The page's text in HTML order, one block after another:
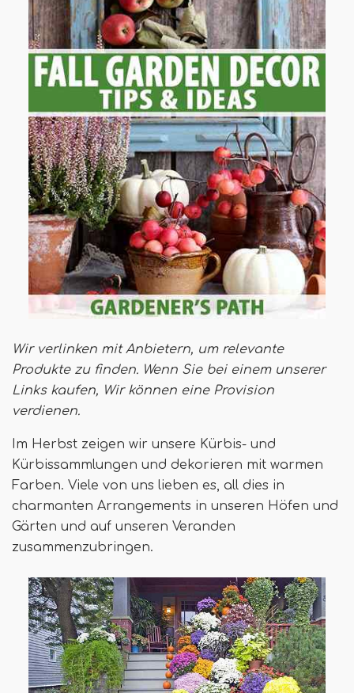
Wir verlinken mit Anbietern, um relevante
Produkte zu finden. Wenn Sie bei einem unserer
Links kaufen, Wir können eine Provision
verdienen.
Im Herbst zeigen wir unsere Kürbis- und
Kürbissammlungen und dekorieren mit warmen
Farben. Viele von uns lieben es, all dies in
charmanten Arrangements in unseren Höfen und
Gärten und auf unseren Veranden
zusammenzubringen.